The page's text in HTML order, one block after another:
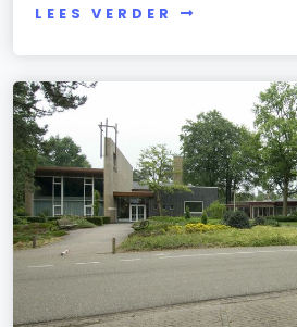
LEES VERDER